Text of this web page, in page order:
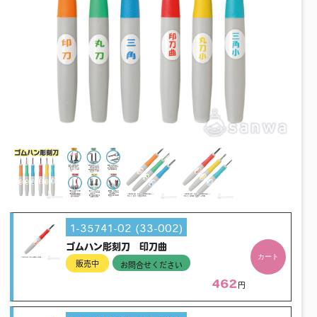
1-35741-02 (33-002)
ゴムハン彫刻刀 印刀曲
販売中 お問合せください
462 円
カート